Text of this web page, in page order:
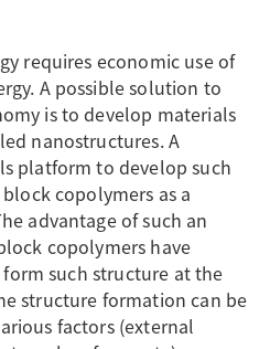
requires economic use of
A possible solution to
is to develop materials
nanostructures. A
platform to develop such
copolymers as a
advantage of such an
copolymers have
such structure at the
structure formation can be
factors (external